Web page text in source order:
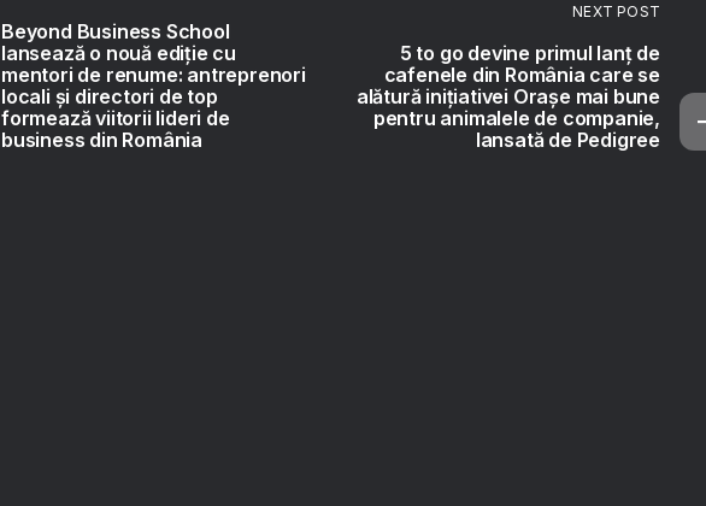
Beyond Business School
lansează o nouă ediție cu
mentori de renume: antreprenori
locali și directori de top
formează viitorii lideri de
business din România
NEXT POST
5 to go devine primul lanț de
cafenele din România care se
alătură inițiativei Orașe mai bune
pentru animalele de companie,
lansată de Pedigree